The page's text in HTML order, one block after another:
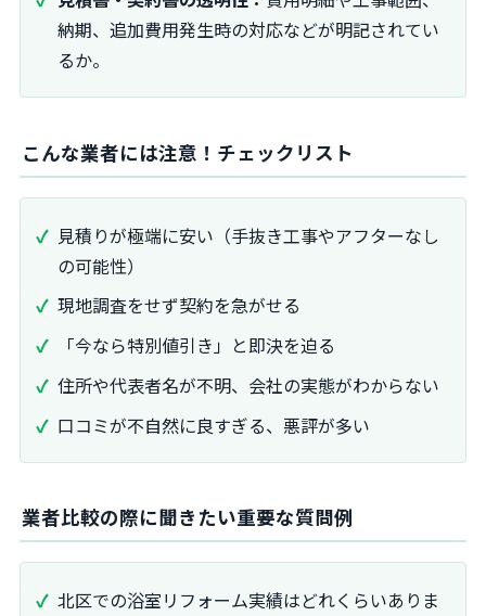
納期、追加費用発生時の対応などが明記されてい
るか。
こんな業者には注意！チェックリスト
見積りが極端に安い（手抜き工事やアフターなし
の可能性）
現地調査をせず契約を急がせる
「今なら特別値引き」と即決を迫る
住所や代表者名が不明、会社の実態がわからない
口コミが不自然に良すぎる、悪評が多い
業者比較の際に聞きたい重要な質問例
北区での浴室リフォーム実績はどれくらいありま